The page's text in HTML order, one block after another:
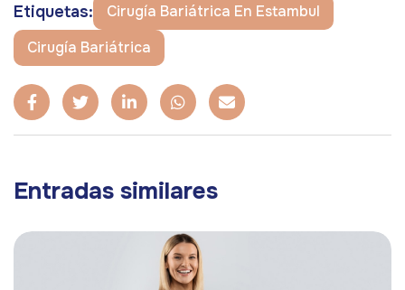
Etiquetas:
Cirugía Bariátrica En Estambul
Cirugía Bariátrica
Entradas similares